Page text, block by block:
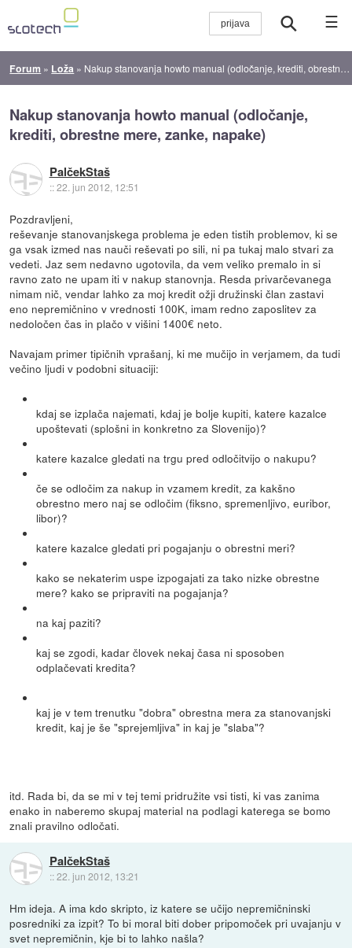
☰
Forum » Loža » Nakup stanovanja howto manual (odločanje, krediti, obrestne mere, zanke, napake)
Nakup stanovanja howto manual (odločanje,
krediti, obrestne mere, zanke, napake)
PalčekStaš
::22. jun 2012, 12:51
Pozdravljeni,
reševanje stanovanjskega problema je eden tistih problemov, ki se
ga vsak izmed nas nauči reševati po sili, ni pa tukaj malo stvari za
vedeti. Jaz sem nedavno ugotovila, da vem veliko premalo in si
ravno zato ne upam iti v nakup stanovnja. Resda privarčevanega
nimam nič, vendar lahko za moj kredit ožji družinski član zastavi
eno nepremičnino v vrednosti 100K, imam redno zaposlitev za
nedoločen čas in plačo v višini 1400€ neto.
Navajam primer tipičnih vprašanj, ki me mučijo in verjamem, da tudi
večino ljudi v podobni situaciji:
kdaj se izplača najemati, kdaj je bolje kupiti, katere kazalce
upoštevati (splošni in konkretno za Slovenijo)?
katere kazalce gledati na trgu pred odločitvijo o nakupu?
če se odločim za nakup in vzamem kredit, za kakšno
obrestno mero naj se odločim (fiksno, spremenljivo, euribor,
libor)?
katere kazalce gledati pri pogajanju o obrestni meri?
kako se nekaterim uspe izpogajati za tako nizke obrestne
mere? kako se pripraviti na pogajanja?
na kaj paziti?
kaj se zgodi, kadar človek nekaj časa ni sposoben
odplačevati kredita?
kaj je v tem trenutku "dobra" obrestna mera za stanovanjski
kredit, kaj je še "sprejemljiva" in kaj je "slaba"?
itd. Rada bi, da se mi v tej temi pridružite vsi tisti, ki vas zanima
enako in naberemo skupaj material na podlagi katerega se bomo
znali pravilno odločati.
PalčekStaš
::22. jun 2012, 13:21
Hm ideja. A ima kdo skripto, iz katere se učijo nepremičninski
posredniki za izpit? To bi moral biti dober pripomoček pri uvajanju v
svet nepremičnin, kje bi to lahko našla?